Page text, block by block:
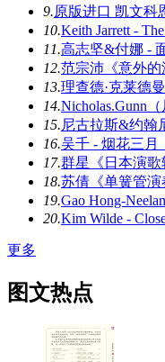
9.原版进口 凯文科
10.Keith Jarrett -
11.高志坚&付娜 -
12.范宗沛《意外
13.理查德·克莱德
14.Nicholas.Gunn
15.尼古拉斯&约翰
16.吴千 - 烟花三月
17.群星《日本演
18.苏倩《单簧管
19.Gao Hong-
20.Kim Wilde -
更多
图文热点